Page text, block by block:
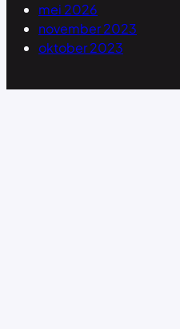
mei 2026
november 2023
oktober 2023